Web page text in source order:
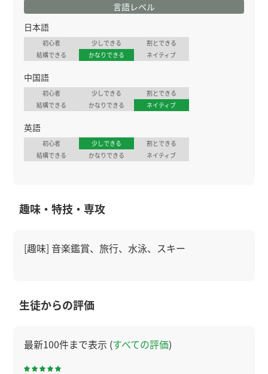
言語レベル
日本語
初心者 少しできる
割とできる
結構できる
かなりできる ネイティブ
中国語
初心者 少しできる
割とできる
結構できる
かなりできる ネイティブ
英語
初心者 少しできる
割とできる
結構できる
かなりできる ネイティブ
趣味・特技・専攻
[趣味] 音楽鑑賞、旅行、水泳、スキー
生徒からの評価
最新100件まで表示 (すべての評価)